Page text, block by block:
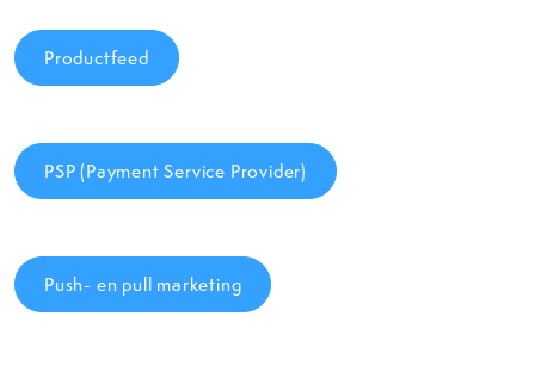
Productfeed
PSP (Payment Service Provider)
Push- en pull marketing